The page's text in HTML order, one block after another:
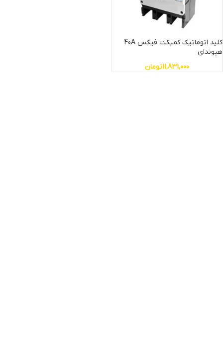
کلید اتوماتیک کمپکت فیکس 40A
هیوندای
11,831,000تومان